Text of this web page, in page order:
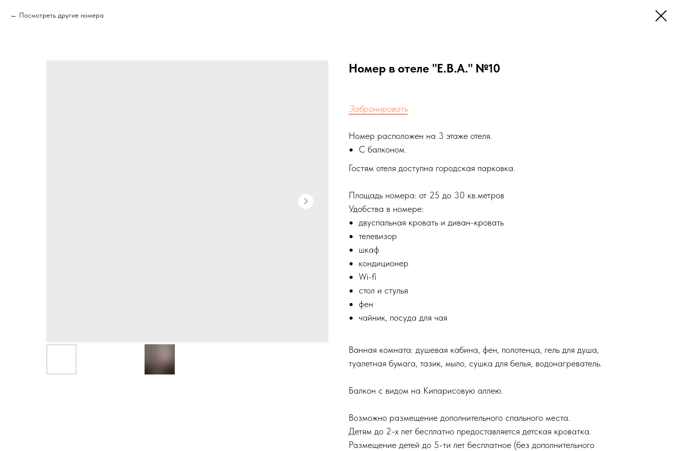
Посмотреть другие номера
Номер в отеле "Е.В.А." №10
Забронировать
Номер расположен на 3 этаже отеля.
С балконом.
Гостям отеля доступна городская парковка.
Площадь номера: от 25 до 30 кв.метров
Удобства в номере:
двуспальная кровать и диван-кровать
телевизор
шкаф
кондиционер
Wi-fi
стол и стулья
фен
чайник, посуда для чая
Ванная комната: душевая кабина, фен, полотенца, гель для душа,
туалетная бумага, тазик, мыло, сушка для белья, водонагреватель.
Балкон с видом на Кипарисовую аллею.
Возможно размещение дополнительного спального места.
Детям до 2-х лет бесплатно предоставляется детская кроватка.
Размещение детей до 5-ти лет бесплатное (без дополнительного